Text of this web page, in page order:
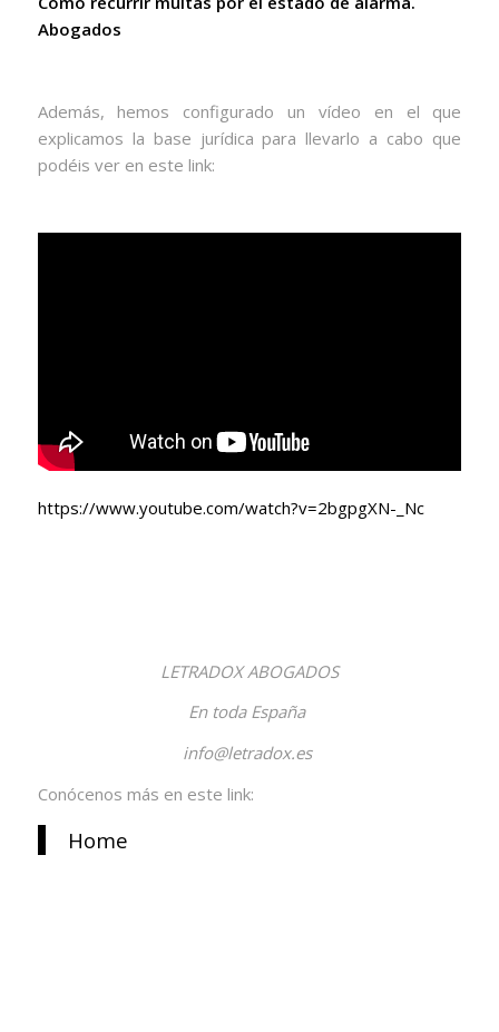
Abogados
Además, hemos configurado un vídeo en el que
explicamos la base jurídica para llevarlo a cabo que
podéis ver en este link:
https://www.youtube.com/watch?v=2bgpgXN-_Nc
LETRADOX ABOGADOS
En toda España
info@letradox.es
Conócenos más en este link:
Home